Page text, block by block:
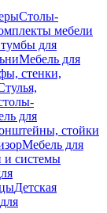
Столы-
мебели
для
Мебель для
стенки,
для
стойки
Мебель для
и системы
Детская